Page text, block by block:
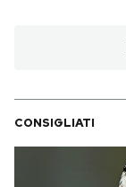
CONSIGLIATI